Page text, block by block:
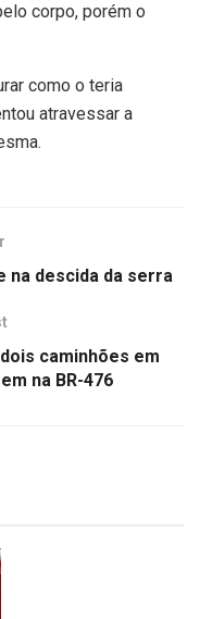
corpo, porém o
como o teria
atravessar a
na descida da serra
caminhões em
na BR-476